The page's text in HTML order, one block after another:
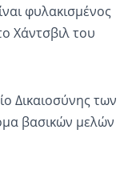
φυλακισμένος
Χάντσβιλ του
Δικαιοσύνης των
βασικών μελών